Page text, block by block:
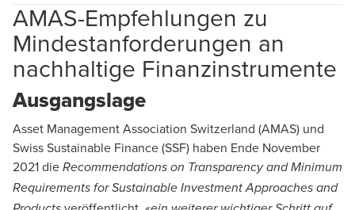
AMAS-Empfehlungen zu
Mindestanforderungen an
nachhaltige Finanzinstrumente
Ausgangslage
Asset Management Association Switzerland (AMAS) und
Swiss Sustainable Finance (SSF) haben Ende November
2021 die Recommendations on Transparency and Minimum
Requirements for Sustainable Investment Approaches and